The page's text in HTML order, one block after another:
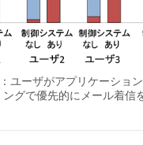
ユーザがアプリケーショ
ングで優先的にメール着信